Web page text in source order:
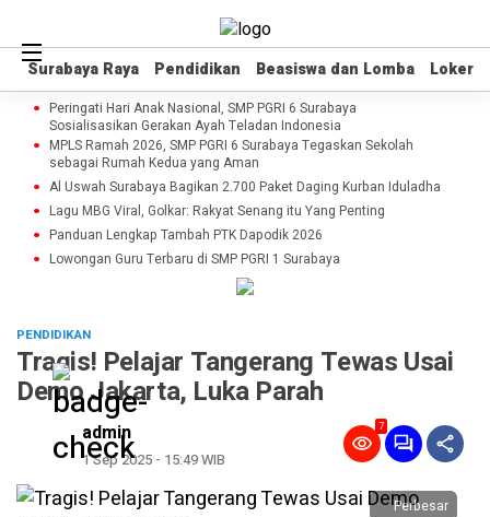
Surabaya Raya Pendidikan Beasiswa dan Lomba Loker
Surabaya Raya Pendidikan Beasiswa dan Lomba Loker
Peringati Hari Anak Nasional, SMP PGRI 6 Surabaya
Sosialisasikan Gerakan Ayah Teladan Indonesia
MPLS Ramah 2026, SMP PGRI 6 Surabaya Tegaskan Sekolah
sebagai Rumah Kedua yang Aman
Al Uswah Surabaya Bagikan 2.700 Paket Daging Kurban Iduladha
Lagu MBG Viral, Golkar: Rakyat Senang itu Yang Penting
Panduan Lengkap Tambah PTK Dapodik 2026
Lowongan Guru Terbaru di SMP PGRI 1 Surabaya
PENDIDIKAN
Tragis! Pelajar Tangerang Tewas Usai
Demo Jakarta, Luka Parah
admin
1 Sep 2025 - 15:49 WIB
7
Perbesar